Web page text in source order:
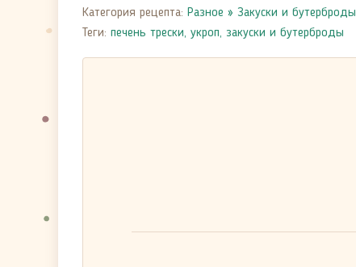
Категория рецепта: Разное » Закуски и бутерброды
Теги: печень трески, укроп, закуски и бутерброды